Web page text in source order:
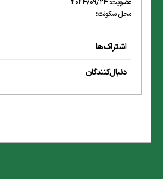
عضویت: 2024/09/24
محل سکونت:
اشتراک‌ها
دنبال‌کنندگان